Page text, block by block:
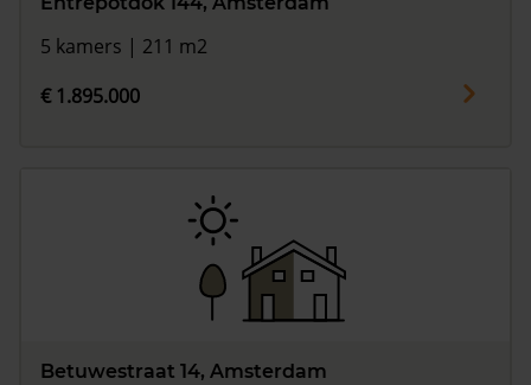
5 kamers | 211 m2
€ 1.895.000
Betuwestraat 14, Amsterdam